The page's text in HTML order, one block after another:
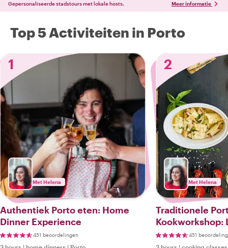
Gepersonaliseerde stadstours met lokale hosts. Meer informatie
Top 5 Activiteiten in Porto
1
Met Helena
Authentiek Porto eten: Home
Dinner Experience
451 beoordelingen
2
Met Helena
Traditionele
Kookworkshop:
Gerechten &
451